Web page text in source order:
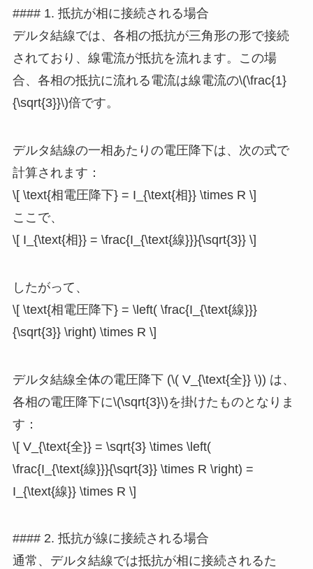
#### 1. 抵抗が相に接続される場合
デルタ結線では、各相の抵抗が三角形の形で接続
されており、線電流が抵抗を流れます。この場
合、各相の抵抗に流れる電流は線電流の\(\frac{1}
{\sqrt{3}}\)倍です。
デルタ結線の一相あたりの電圧降下は、次の式で
計算されます：
\[ \text{相電圧降下} = I_{\text{相}} \times R \]
ここで、
\[ I_{\text{相}} = \frac{I_{\text{線}}}{\sqrt{3}} \]
したがって、
\[ \text{相電圧降下} = \left( \frac{I_{\text{線}}}
{\sqrt{3}} \right) \times R \]
デルタ結線全体の電圧降下 (\( V_{\text{全}} \)) は、
各相の電圧降下に\(\sqrt{3}\)を掛けたものとなりま
す：
\[ V_{\text{全}} = \sqrt{3} \times \left(
\frac{I_{\text{線}}}{\sqrt{3}} \times R \right) =
I_{\text{線}} \times R \]
#### 2. 抵抗が線に接続される場合
通常、デルタ結線では抵抗が相に接続されるた